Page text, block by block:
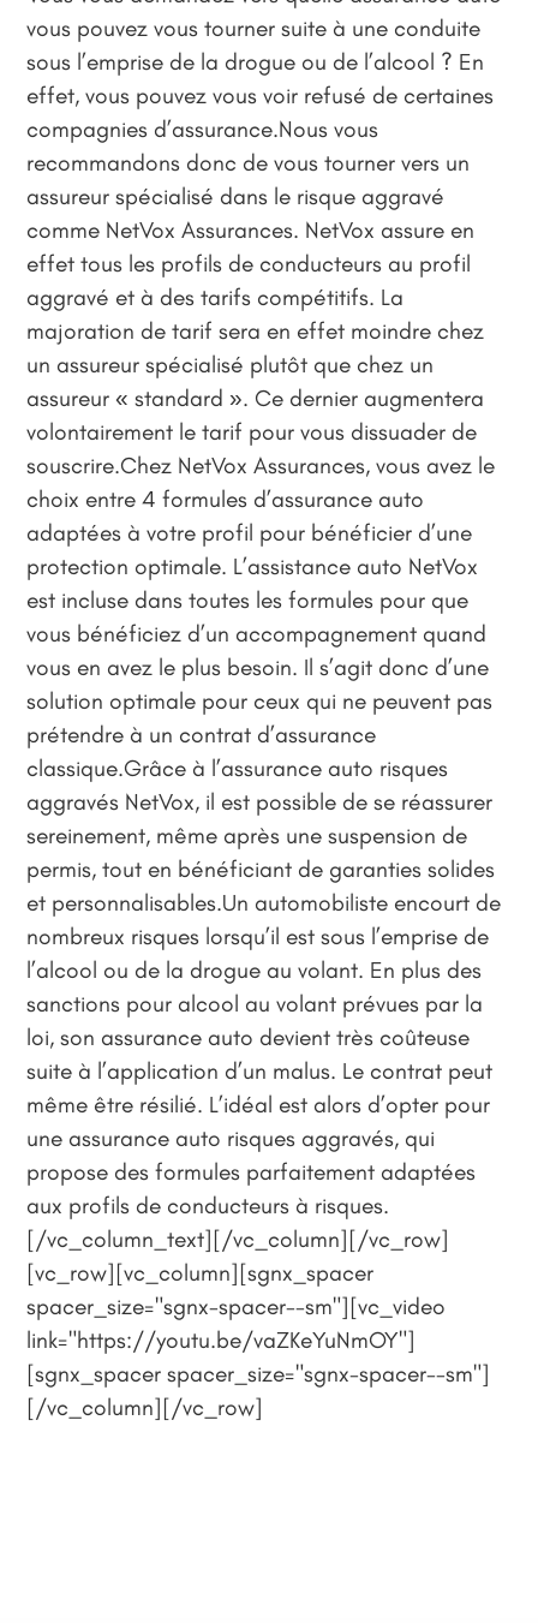
vous pouvez vous tourner suite à une conduite
sous l’emprise de la drogue ou de l’alcool ? En
effet, vous pouvez vous voir refusé de certaines
compagnies d’assurance.Nous vous
recommandons donc de vous tourner vers un
assureur spécialisé dans le risque aggravé
comme NetVox Assurances. NetVox assure en
effet tous les profils de conducteurs au profil
aggravé et à des tarifs compétitifs. La
majoration de tarif sera en effet moindre chez
un assureur spécialisé plutôt que chez un
assureur « standard ». Ce dernier augmentera
volontairement le tarif pour vous dissuader de
souscrire.Chez NetVox Assurances, vous avez le
choix entre 4 formules d’assurance auto
adaptées à votre profil pour bénéficier d’une
protection optimale. L’assistance auto NetVox
est incluse dans toutes les formules pour que
vous bénéficiez d’un accompagnement quand
vous en avez le plus besoin. Il s’agit donc d’une
solution optimale pour ceux qui ne peuvent pas
prétendre à un contrat d’assurance
classique.Grâce à l’assurance auto risques
aggravés NetVox, il est possible de se réassurer
sereinement, même après une suspension de
permis, tout en bénéficiant de garanties solides
et personnalisables.Un automobiliste encourt de
nombreux risques lorsqu’il est sous l’emprise de
l’alcool ou de la drogue au volant. En plus des
sanctions pour alcool au volant prévues par la
loi, son assurance auto devient très coûteuse
suite à l’application d’un malus. Le contrat peut
même être résilié. L’idéal est alors d’opter pour
une assurance auto risques aggravés, qui
propose des formules parfaitement adaptées
aux profils de conducteurs à risques.
[/vc_column_text][/vc_column][/vc_row]
[vc_row][vc_column][sgnx_spacer
spacer_size="sgnx-spacer--sm"][vc_video
link="https://youtu.be/vaZKeYuNmOY"]
[sgnx_spacer spacer_size="sgnx-spacer--sm"]
[/vc_column][/vc_row]